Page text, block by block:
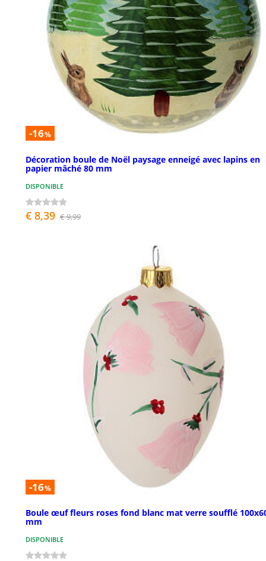
-16%
Décoration boule de Noël paysage enneigé avec lapins en
papier mâché 80 mm
DISPONIBLE
€ 8,39 € 9,99
-16%
Boule œuf fleurs roses fond blanc mat verre soufflé
mm
DISPONIBLE